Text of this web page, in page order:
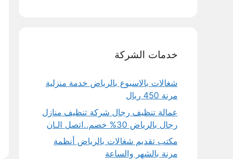
خدمات الشركة
شغالات بالاسبوع بالرياض خدمة منزلية
مرنة 450 ريال
عمالة تنظيف رجال شركة تنظيف منازل
رجال بالرياض 30% خصم..اتصل الـان
مكتب تقديم شغالات بالرياض أنظمة
مرنة بالشهر والساعة